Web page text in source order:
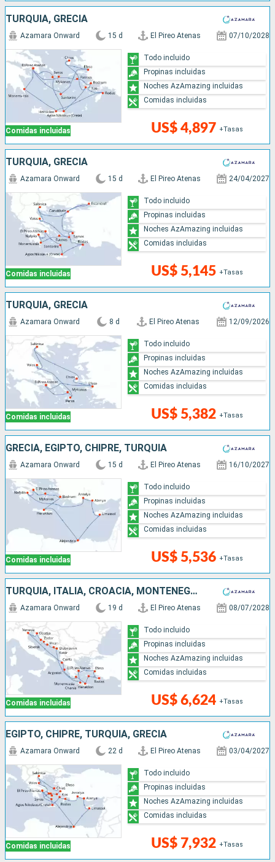
TURQUÍA, GRECIA
Comidas incluidas
Azamara Onward 15 d El Pireo Atenas 07/10/2028
US$ 4,897 +Tasas
Todo incluido
Propinas incluidas
Noches AzAmazing incluidas
Comidas incluidas
TURQUÍA, GRECIA
Comidas incluidas
Azamara Onward 15 d El Pireo Atenas 24/04/2027
US$ 5,145 +Tasas
Todo incluido
Propinas incluidas
Noches AzAmazing incluidas
Comidas incluidas
TURQUÍA, GRECIA
Comidas incluidas
Azamara Onward 8 d El Pireo Atenas 12/09/2026
US$ 5,382 +Tasas
Todo incluido
Propinas incluidas
Noches AzAmazing incluidas
Comidas incluidas
GRECIA, EGIPTO, CHIPRE, TURQUÍA
Comidas incluidas
Azamara Onward 15 d El Pireo Atenas 16/10/2027
US$ 5,536 +Tasas
Todo incluido
Propinas incluidas
Noches AzAmazing incluidas
Comidas incluidas
TURQUÍA, ITALIA, CROACIA, MONTENEGRO, GRECIA
Comidas incluidas
Azamara Onward 19 d El Pireo Atenas 08/07/2028
US$ 6,624 +Tasas
Todo incluido
Propinas incluidas
Noches AzAmazing incluidas
Comidas incluidas
EGIPTO, CHIPRE, TURQUÍA, GRECIA
Comidas incluidas
Azamara Onward 22 d El Pireo Atenas 03/04/2027
US$ 7,932 +Tasas
Todo incluido
Propinas incluidas
Noches AzAmazing incluidas
Comidas incluidas